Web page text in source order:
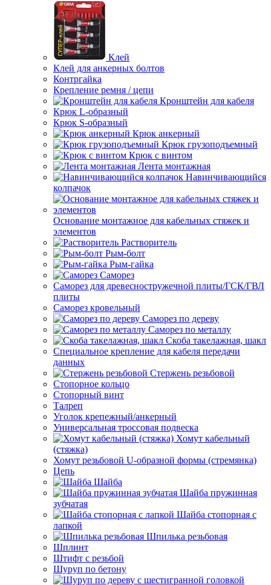
Клей
Клей для анкерных болтов
Контргайка
Крепление ремня / цепи
Кронштейн для кабеля
Крюк L-образный
Крюк S-образный
Крюк анкерный
Крюк грузоподъемный
Крюк с винтом
Лента монтажная
Навинчивающийся
колпачок
Основание монтажное для кабельных стяжек и
элементов
Растворитель
Рым-болт
Рым-гайка
Саморез
Саморез для древесностружечной плиты/ГСК/ГВЛ
плиты
Саморез кровельный
Саморез по дереву
Саморез по металлу
Скоба такелажная, шакл
Специальное крепление для кабеля передачи
данных
Стержень резьбовой
Стопорное кольцо
Стопорный винт
Талреп
Уголок крепежный/анкерный
Универсальная троссовая подвеска
Хомут кабельный
(стяжка)
Хомут резьбовой U-образной формы (стремянка)
Цепь
Шайба
Шайба пружинная
зубчатая
Шайба стопорная с
лапкой
Шпилька резьбовая
Шплинт
Штифт с резьбой
Шуруп по бетону